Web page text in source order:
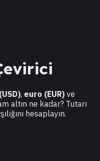
, euro (EUR) ve
altın ne kadar? Tutarı
hesaplayın.